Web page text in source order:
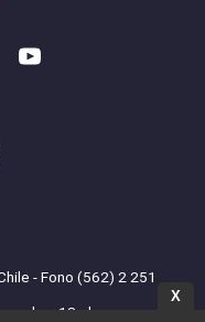
- Fono (562) 2 251
13.cl
X